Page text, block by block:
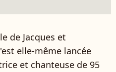
de Jacques et
elle-même lancée
et chanteuse de 95